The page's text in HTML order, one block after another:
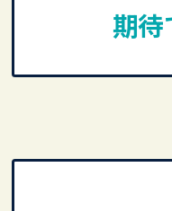
期待